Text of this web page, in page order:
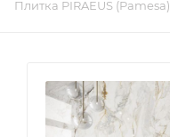
Плитка PIRAEUS (Pamesa)